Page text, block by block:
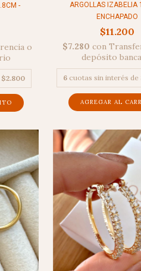
-
o
$2.800
ARGOLLAS IZABELIA
ENCHAPADO
$11.200
$7.280con
depósito
6 cuotas sin interés de